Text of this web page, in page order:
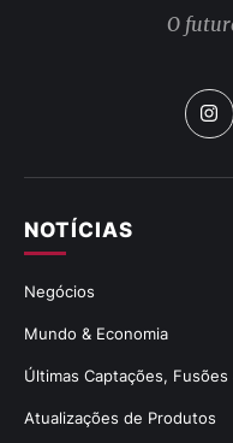
NOTÍCIAS
Negócios
Mundo & Economia
Últimas Captações, Fusões
Atualizações de Produtos
O